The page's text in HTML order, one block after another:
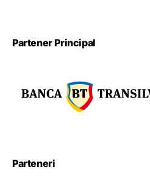
Partener Principal
Parteneri